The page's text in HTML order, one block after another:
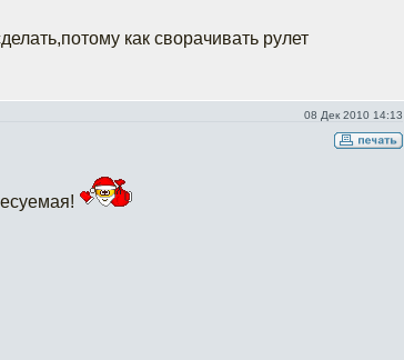
как сворачивать рулет
08 Дек 2010 14:13